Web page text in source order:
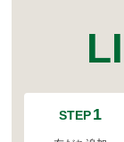
STEP1